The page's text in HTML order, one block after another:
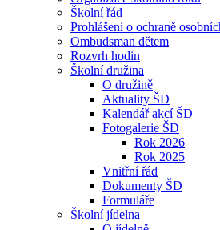
Školní řád
Prohlášení o ochraně
Ombudsman dětem
Rozvrh hodin
Školní družina
O družině
Aktuality ŠD
Kalendář akcí ŠD
Fotogalerie ŠD
Rok 2026
Rok 2025
Vnitřní řád
Dokumenty ŠD
Formuláře
Školní jídelna